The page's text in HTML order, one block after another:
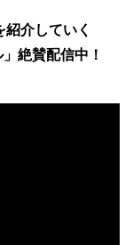
介していく
絶賛配信中！